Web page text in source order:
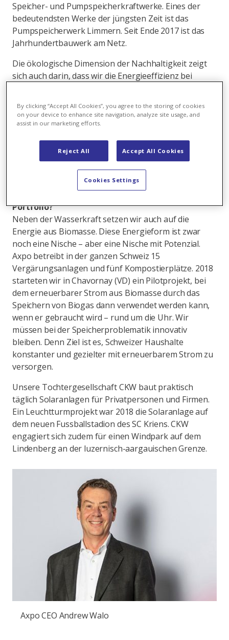
Speicher- und Pumpspeicherkraftwerke. Eines der
bedeutendsten Werke der jüngsten Zeit ist das
Pumpspeicherwerk Limmern. Seit Ende 2017 ist das
Jahrhundertbauwerk am Netz.
Die ökologische Dimension der Nachhaltigkeit zeigt
sich auch darin, dass wir die Energieeffizienz bei
konnten. Zudem fördern wir die ökologische
Nachhaltigkeit unserer Assets. Im neuen Unterwerk
das klimafreundliche Isoliergas g3 als Ersatz für SF6
zum Einsatz.
Welche erneuerbaren Energien ausser der
Wasserkraft finden sich im inländischen Axpo-
Portfolio?
Neben der Wasserkraft setzen wir auch auf die
Energie aus Biomasse. Diese Energieform ist zwar
noch eine Nische – aber eine Nische mit Potenzial.
Axpo betreibt in der ganzen Schweiz 15
Vergärungsanlagen und fünf Kompostierplätze. 2018
starteten wir in Chavornay (VD) ein Pilotprojekt, bei
dem erneuerbarer Strom aus Biomasse durch das
Speichern von Biogas dann verwendet werden kann,
wenn er gebraucht wird – rund um die Uhr. Wir
müssen bei der Speicherproblematik innovativ
bleiben. Denn Ziel ist es, Schweizer Haushalte
konstanter und gezielter mit erneuerbarem Strom zu
versorgen.
Unsere Tochtergesellschaft CKW baut praktisch
täglich Solaranlagen für Privatpersonen und Firmen.
Ein Leuchtturmprojekt war 2018 die Solaranlage auf
dem neuen Fussballstadion des SC Kriens. CKW
engagiert sich zudem für einen Windpark auf dem
Lindenberg an der luzernisch-aargauischen Grenze.
Axpo CEO Andrew Walo
By clicking “Accept All Cookies”, you agree to the storing of cookies
on your device to enhance site navigation, analyze site usage, and
assist in our marketing efforts.
Reject All Accept All Cookies
Cookies Settings